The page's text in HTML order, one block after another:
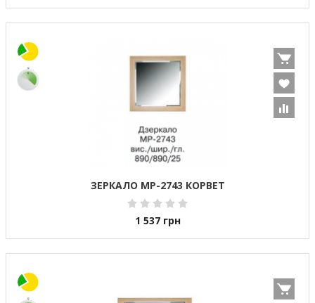
ЗЕРКАЛО МР-2743 КОРВЕТ
1 537 грн